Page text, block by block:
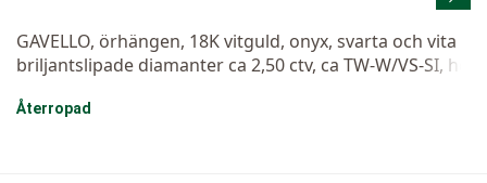
GAVELLO, örhängen, 18K vitguld, onyx, svarta och vita
briljantslipade diamanter ca 2,50 ctv, ca TW-W/VS-SI, hö
Återropad